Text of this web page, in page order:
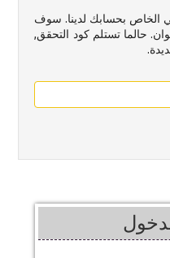
الخاص بحسابك لدينا. سوف
حالما تستلم كود التحقق,